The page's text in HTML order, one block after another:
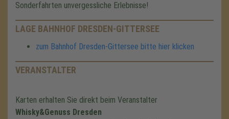
Sonderfahrten unvergessliche Erlebnisse!
LAGE BAHNHOF DRESDEN-GITTERSEE
zum Bahnhof Dresden-Gittersee bitte hier klicken
VERANSTALTER
Karten erhalten Sie direkt beim Veranstalter
Whisky&Genuss Dresden